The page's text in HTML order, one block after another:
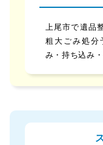
上尾市で遺品
粗大ごみ処分
み・持ち込み